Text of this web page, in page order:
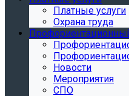
Платные услуги
Охрана труда
Новости
Мероприятия
СПО